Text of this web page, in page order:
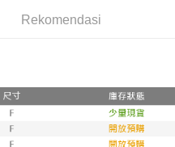
maklumat yang dinyatakan
30 minit selepas pesanan
permohonan gagal pada
kriteria pemarkahan sistem
tidak akan didedahkan.
menerima produk. Sila buat
ATM atau perbankan
adalah 14 hari. Walau
memuat turun Aplikasi AFTEE
menikmati tempoh pembayaran
Rekomendasi